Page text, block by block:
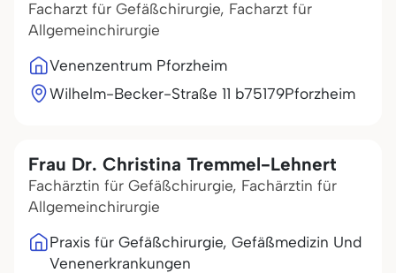
Facharzt für Gefäßchirurgie, Facharzt für
Allgemeinchirurgie
Venenzentrum Pforzheim
Wilhelm-Becker-Straße 11 b75179Pforzheim
Frau Dr. Christina Tremmel-Lehnert
Fachärztin für Gefäßchirurgie, Fachärztin für
Allgemeinchirurgie
Praxis für Gefäßchirurgie, Gefäßmedizin Und
Venenerkrankungen